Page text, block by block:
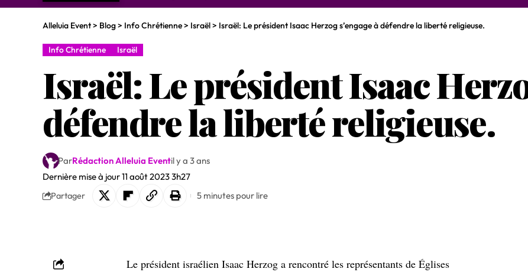
Alleluia Event> Blog> Info Chrétienne> Israël> Israël: Le président Isaac Herzog s’engage à défendre la liberté religieuse.
Info Chrétienne Israël
Israël: Le président Isaac
défendre la liberté religieuse.
Dernière mise à jour 11 août 2023 3h27
ParRédaction Alleluia Eventil y a 3 ans
Partager 5 minutes pour lire
Le président israélien Isaac Herzog a rencontré les représentants de Églises